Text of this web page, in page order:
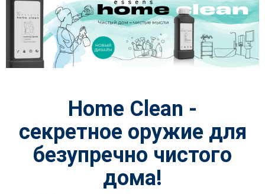
Home Clean -
секретное оружие для
безупречно чистого
дома!